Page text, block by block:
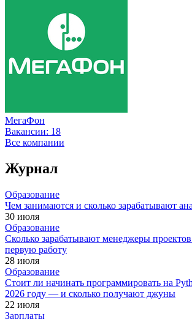
МегаФон
Вакансии: 18
Все компании
Журнал
Образование
Чем занимаются и сколько зарабатывают
30 июля
Образование
Сколько зарабатывают менеджеры
первую работу
28 июля
Образование
Стоит ли начинать программировать на
2026 году — и сколько получают джуны
22 июля
Зарплаты